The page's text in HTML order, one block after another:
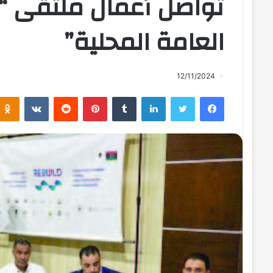
العامة المحلية”
12/11/2024
فيسبوك تويتر لينكدإن ‏Tumblr بينتيريست
‏Reddit
‏VKontakte